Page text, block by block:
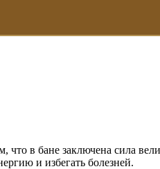
что в бане заключена сила
и избегать болезней.